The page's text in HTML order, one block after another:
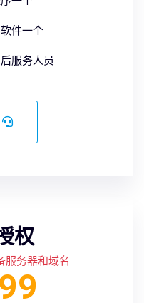
件一个
服务人员
权
服务器和域名